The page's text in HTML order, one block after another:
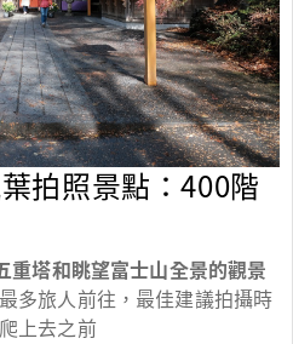
拍照景點：400階
重塔和眺望富士山全景的觀景
多旅人前往，最佳建議拍攝時
上去之前